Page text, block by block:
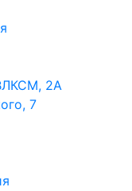
2А
7